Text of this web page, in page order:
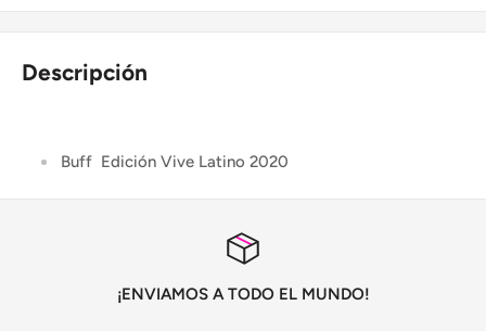
Descripción
Buff Edición Vive Latino 2020
¡ENVIAMOS A TODO EL MUNDO!